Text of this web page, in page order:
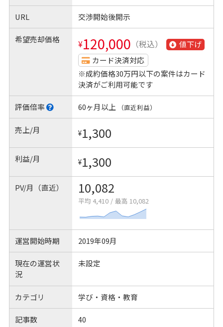
URL 交渉開始後開示
希望売却価格 ¥120,000 （税込）
値下げ
カード決済対応
※成約価格30万円以下の案件はカード
決済がご利用可能です
評価倍率 60ヶ月以上 （直近利益）
売上/月 ¥1,300
利益/月 ¥1,300
PV/月（直近） 10,082
平均 4,410 / 最高 10,082
運営開始時期 2019年09月
現在の運営状
況
未設定
カテゴリ 学び・資格・教育
記事数 40